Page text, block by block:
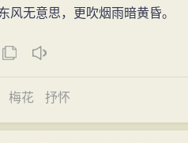
风无意思，更吹烟雨暗黄昏。
梅花 抒怀